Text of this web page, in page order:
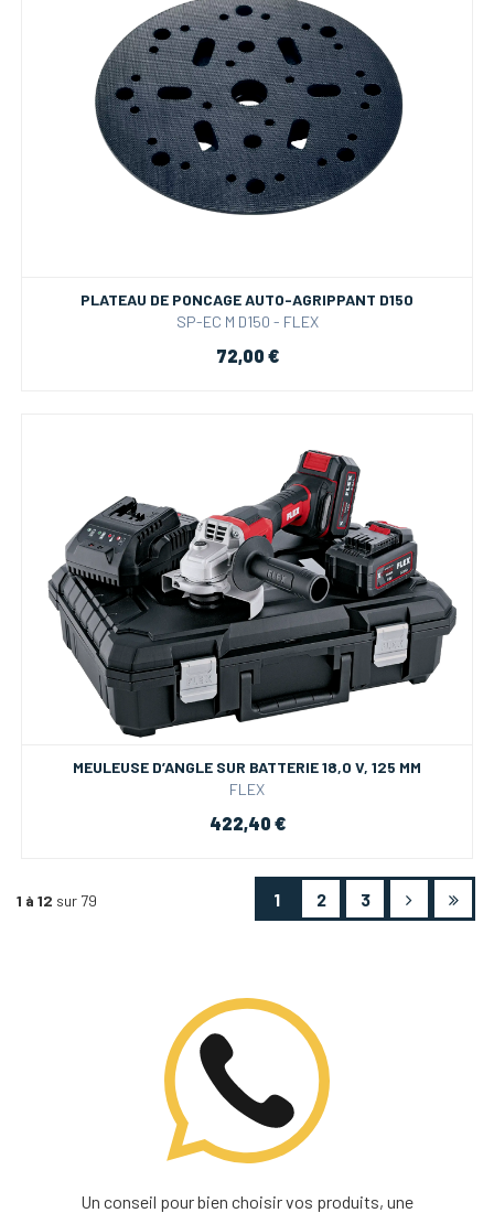
PLATEAU DE PONCAGE AUTO-AGRIPPANT D150
SP-EC M D150 - FLEX
72,00 €
MEULEUSE D’ANGLE SUR BATTERIE 18,0 V, 125 MM
FLEX
422,40 €
1 à 12 sur 79 1 2 3
Un conseil pour bien choisir vos produits, une